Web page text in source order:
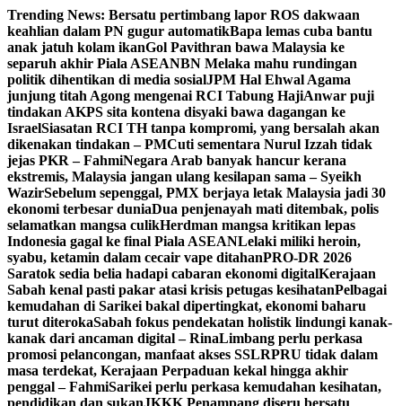
Skip
to
content
Trending News: Bersatu pertimbang lapor ROS dakwaan
keahlian dalam PN gugur automatikBapa lemas cuba bantu
anak jatuh kolam ikanGol Pavithran bawa Malaysia ke
separuh akhir Piala ASEANBN Melaka mahu rundingan
politik dihentikan di media sosialJPM Hal Ehwal Agama
junjung titah Agong mengenai RCI Tabung HajiAnwar puji
tindakan AKPS sita kontena disyaki bawa dagangan ke
IsraelSiasatan RCI TH tanpa kompromi, yang bersalah akan
dikenakan tindakan – PMCuti sementara Nurul Izzah tidak
jejas PKR – FahmiNegara Arab banyak hancur kerana
ekstremis, Malaysia jangan ulang kesilapan sama – Syeikh
WazirSebelum sepenggal, PMX berjaya letak Malaysia jadi 30
ekonomi terbesar duniaDua penjenayah mati ditembak, polis
selamatkan mangsa culikHerdman mangsa kritikan lepas
Indonesia gagal ke final Piala ASEANLelaki miliki heroin,
syabu, ketamin dalam cecair vape ditahanPRO-DR 2026
Saratok sedia belia hadapi cabaran ekonomi digitalKerajaan
Sabah kenal pasti pakar atasi krisis petugas kesihatanPelbagai
kemudahan di Sarikei bakal dipertingkat, ekonomi baharu
turut diterokaSabah fokus pendekatan holistik lindungi kanak-
kanak dari ancaman digital – RinaLimbang perlu perkasa
promosi pelancongan, manfaat akses SSLRPRU tidak dalam
masa terdekat, Kerajaan Perpaduan kekal hingga akhir
penggal – FahmiSarikei perlu perkasa kemudahan kesihatan,
pendidikan dan sukanJKKK Penampang diseru bersatu